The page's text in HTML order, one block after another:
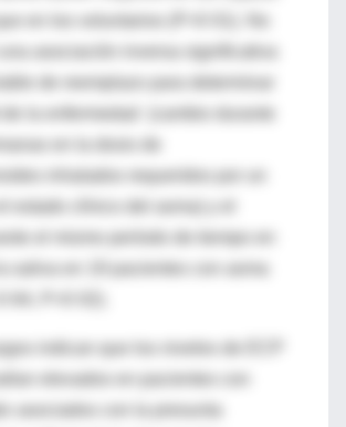
asociación inversa significativa
en la dosis de
inhalados requeridos por un
el mismo período de tiempo en
indican que los niveles de ECP